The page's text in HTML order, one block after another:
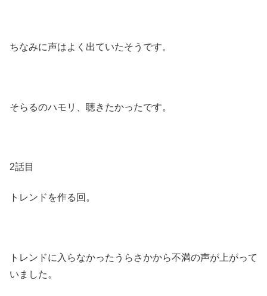
ちなみに声はよく出ていたそうです。
そらるのハモリ、聴きたかったです。
2話目
トレンドを作る回。
トレンドに入らなかったうらさかから不満の声が上がって
いました。